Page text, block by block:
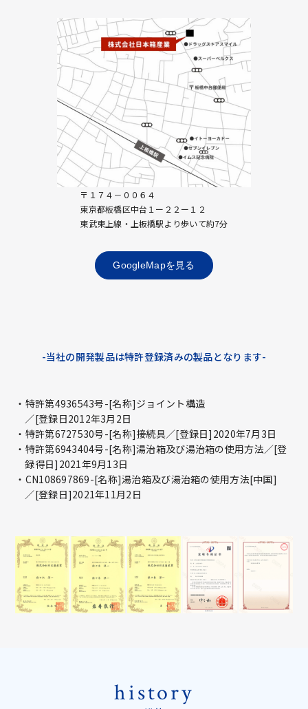
〒１７４－００６４
東京都板橋区中台１ー２２ー１２
東武東上線・上板橋駅より歩いて約7分
GoogleMapを見る
-当社の開発製品は特許登録済みの製品となります-
・特許第4936543号-[名称]ジョイント構造
／[登録日2012年3月2日
・特許第6727530号-[名称]接続具／[登録日]2020年7月3日
・特許第6943404号-[名称]湯治箱及び湯治箱の使用方法／[登
録得日]2021年9月13日
・CN108697869-[名称]湯治箱及び湯治箱の使用方法[中国]
／[登録日]2021年11月2日
history